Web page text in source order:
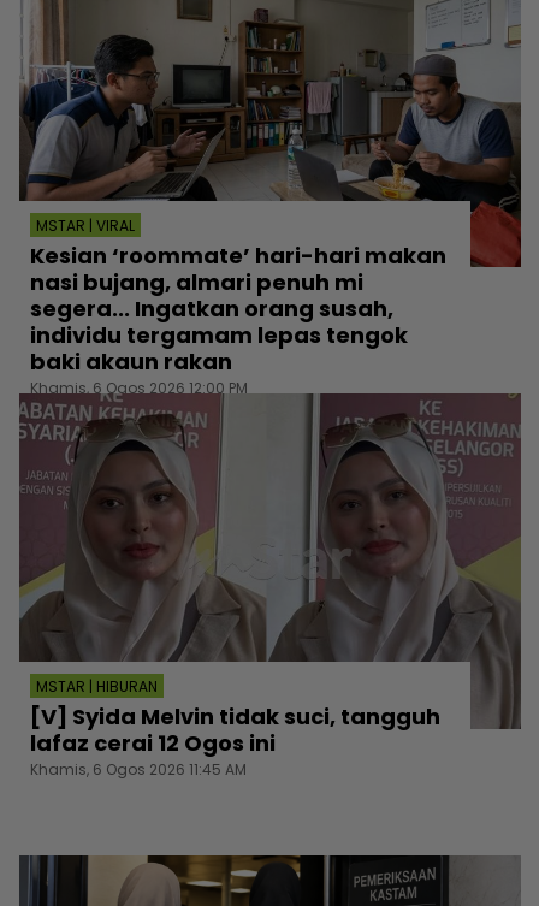
MSTAR | VIRAL
Kesian ‘roommate’ hari-hari makan
nasi bujang, almari penuh mi
segera... Ingatkan orang susah,
individu tergamam lepas tengok
baki akaun rakan
Khamis, 6 Ogos 2026 12:00 PM
MSTAR | HIBURAN
[V] Syida Melvin tidak suci, tangguh
lafaz cerai 12 Ogos ini
Khamis, 6 Ogos 2026 11:45 AM